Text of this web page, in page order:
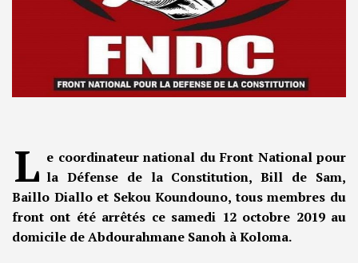
L e coordinateur national du Front National pour
la Défense de la Constitution, Bill de Sam,
Baillo Diallo et Sekou Koundouno, tous membres du
front ont été arrêtés ce samedi 12 octobre 2019 au
domicile de Abdourahmane Sanoh à Koloma.